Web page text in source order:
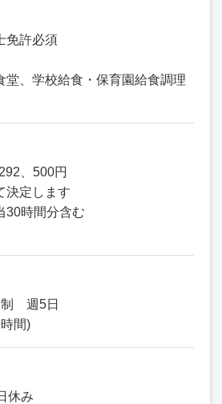
免許必須
、学校給食・保育園給食調理
、500円
決定します
30時間分含む
制 週5日
間)
休み